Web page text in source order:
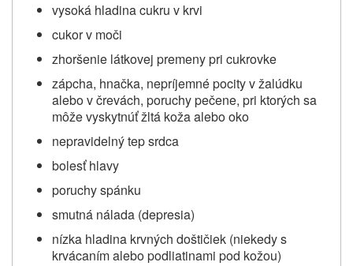
vysoká hladina cukru v krvi
cukor v moči
zhoršenie látkovej premeny pri cukrovke
zápcha, hnačka, nepríjemné pocity v žalúdku
alebo v črevách, poruchy pečene, pri ktorých sa
môže vyskytnúť žltá koža alebo oko
nepravidelný tep srdca
bolesť hlavy
poruchy spánku
smutná nálada (depresia)
nízka hladina krvných doštičiek (niekedy s
krvácaním alebo podliatinami pod kožou)